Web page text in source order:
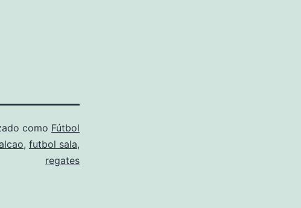
como Fútbol
, futbol sala,
regates